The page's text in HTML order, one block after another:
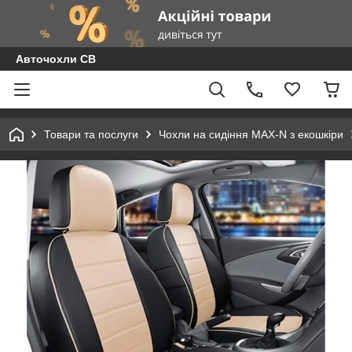
Авточохли СВ
Товари та послуги Чохли на сидіння MAX-N з екошкіри